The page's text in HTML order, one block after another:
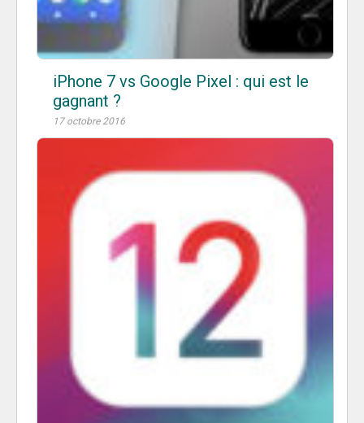
iPhone 7 vs Google Pixel : qui est le
gagnant ?
17 octobre 2016